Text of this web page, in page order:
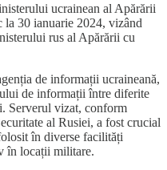
ucrainean al Apărării
la 30 ianuarie 2024, vizând
rus al Apărării cu
de informații ucraineană,
de informații între diferite
Serverul vizat, conform
al Rusiei, a fost crucial
în diverse facilități
în locații militare.